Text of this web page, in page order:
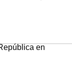
en